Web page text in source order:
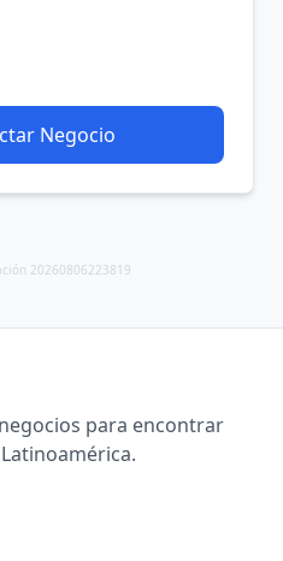
Negocio
20260806223819
para encontrar